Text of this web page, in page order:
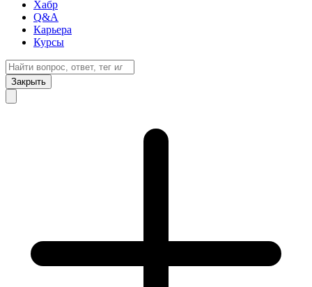
Хабр
Q&A
Карьера
Курсы
Закрыть